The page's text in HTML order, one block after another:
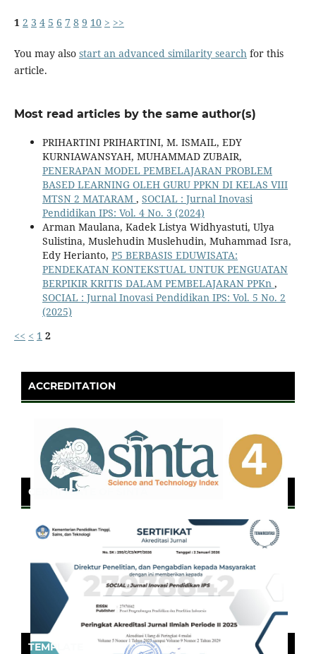
1 2 3 4 5 6 7 8 9 10 > >>
You may also start an advanced similarity searchfor this
article.
Most read articles by the same author(s)
PRIHARTINI PRIHARTINI, M. ISMAIL, EDY
KURNIAWANSYAH, MUHAMMAD ZUBAIR,
PENERAPAN MODEL PEMBELAJARAN PROBLEM
BASED LEARNING OLEH GURU PPKN DI KELAS VIII
MTSN 2 MATARAM , SOCIAL : Jurnal Inovasi
Pendidikan IPS: Vol. 4 No. 3 (2024)
Arman Maulana, Kadek Listya Widhyastuti, Ulya
Sulistina, Muslehudin Muslehudin, Muhammad Isra,
Edy Herianto, P5 BERBASIS EDUWISATA:
PENDEKATAN KONTEKSTUAL UNTUK PENGUATAN
BERPIKIR KRITIS DALAM PEMBELAJARAN PPKn ,
SOCIAL : Jurnal Inovasi Pendidikan IPS: Vol. 5 No. 2
(2025)
<< < 1 2
ACCREDITATION
CERTIFICATE OF SINTA
TEMPLATE